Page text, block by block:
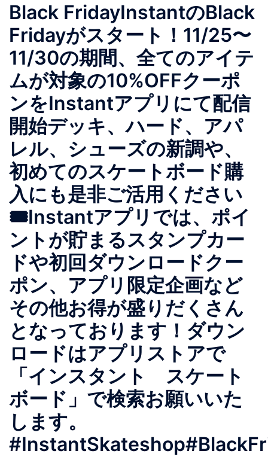
️Black Friday️InstantのBlack
Fridayがスタート！11/25〜
11/30の期間、全てのアイテ
ムが対象の10%OFFクーポ
ンをInstantアプリにて配信
開始デッキ、ハード、アパ
レル、シューズの新調や、
初めてのスケートボード購
入にも是非ご活用ください
🎟Instantアプリでは、ポイ
ントが貯まるスタンプカー
ドや初回ダウンロードクー
ポン、アプリ限定企画など
その他お得が盛りだくさん
となっております！ダウン
ロードはアプリストアで
「インスタント スケート
ボード」で検索お願いいた
します。